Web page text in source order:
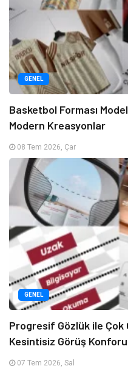
GENEL
Basketbol Forması
Modern Kreasyonlar
08 Tem 2026, Çar
GENEL
Progresif Gözlük ile Çok
Kesintisiz Görüş Konforu
07 Tem 2026, Sal